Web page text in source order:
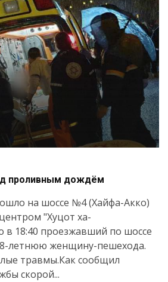
проливным дождём
на шоссе №4 (Хайфа-Акко)
"Хуцот ха-
18:40 проезжавший по шоссе
летнюю женщину-пешехода.
травмы.Как сообщил
скорой...